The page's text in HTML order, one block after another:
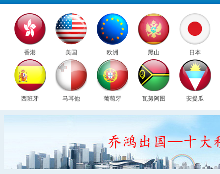
香港 美国 欧洲 黑山 日本
西班牙 马耳他 葡萄牙 瓦努阿图 安提瓜